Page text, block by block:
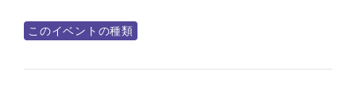
このイベントの種類